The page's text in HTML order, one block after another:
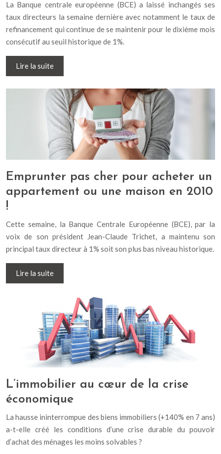
La Banque centrale européenne (BCE) a laissé inchangés ses
taux directeurs la semaine dernière avec notamment le taux de
refinancement qui continue de se maintenir pour le dixième mois
consécutif au seuil historique de 1%.
Lire la suite
Emprunter pas cher pour acheter un
appartement ou une maison en 2010
!
Cette semaine, la Banque Centrale Européenne (BCE), par la
voix de son président Jean-Claude Trichet, a maintenu son
principal taux directeur à 1% soit son plus bas niveau historique.
Lire la suite
L’immobilier au cœur de la crise
économique
La hausse ininterrompue des biens immobiliers (+140% en 7 ans)
a-t-elle créé les conditions d’une crise durable du pouvoir
d’achat des ménages les moins solvables ?